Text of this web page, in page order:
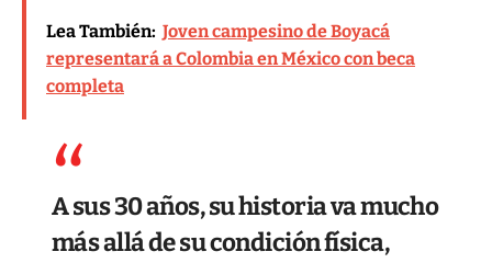
Lea También: Joven campesino de Boyacá
representará a Colombia en México con beca
completa
A sus 30 años, su historia va mucho
más allá de su condición física,